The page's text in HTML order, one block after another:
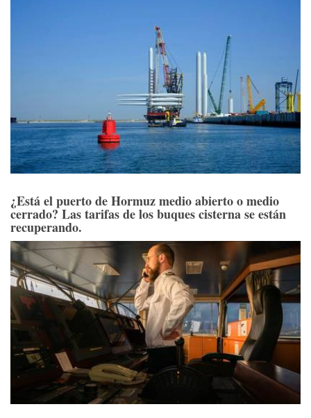
¿Está el puerto de Hormuz medio abierto o medio
cerrado? Las tarifas de los buques cisterna se están
recuperando.